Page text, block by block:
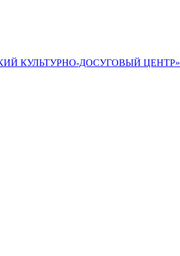
КУЛЬТУРНО-ДОСУГОВЫЙ ЦЕНТР»